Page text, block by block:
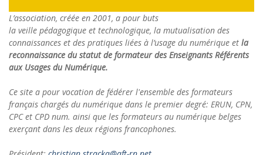
L’association, créée en 2001, a pour buts
la veille pédagogique et technologique, la mutualisation des
connaissances et des pratiques liées à l’usage du numérique et la
reconnaissance du statut de formateur des Enseignants Référents
aux Usages du Numérique.
Ce site a pour vocation de fédérer l'ensemble des formateurs
français chargés du numérique dans le premier degré: ERUN, CPN,
CPC et CPD num. ainsi que les formateurs au numérique belges
exerçant dans les deux régions francophones.